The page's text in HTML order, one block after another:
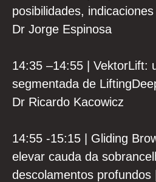
posibilidades,
Dr Jorge Espinosa
14:35 –14:55 | VektorLift:
segmentada de
Dr Ricardo Kacowicz
14:55 -15:15 | Gliding
elevar cauda da
descolamentos profundos